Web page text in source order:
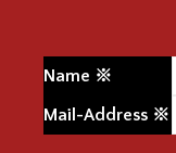
Name ※
Mail-Address ※